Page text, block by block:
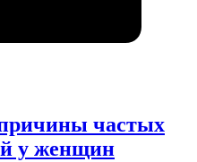
частых
у женщин